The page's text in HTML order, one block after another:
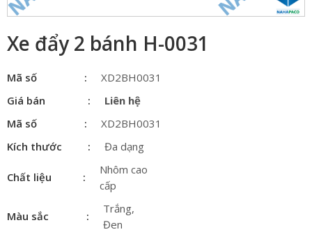
Xe đẩy 2 bánh H-0031
Mã số
XD2BH0031
Giá bán
Liên hệ
Mã số
XD2BH0031
Kích thước
Đa dạng
Chất liệu
Nhôm cao
cấp
Màu sắc
Trắng,
Đen